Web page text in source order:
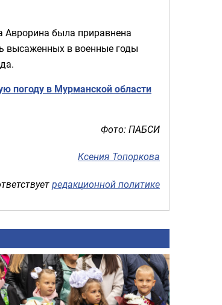
была приравнена
высаженных в военные годы
погоду в Мурманской области
Фото: ПАБСИ
Ксения Топоркова
редакционной политике